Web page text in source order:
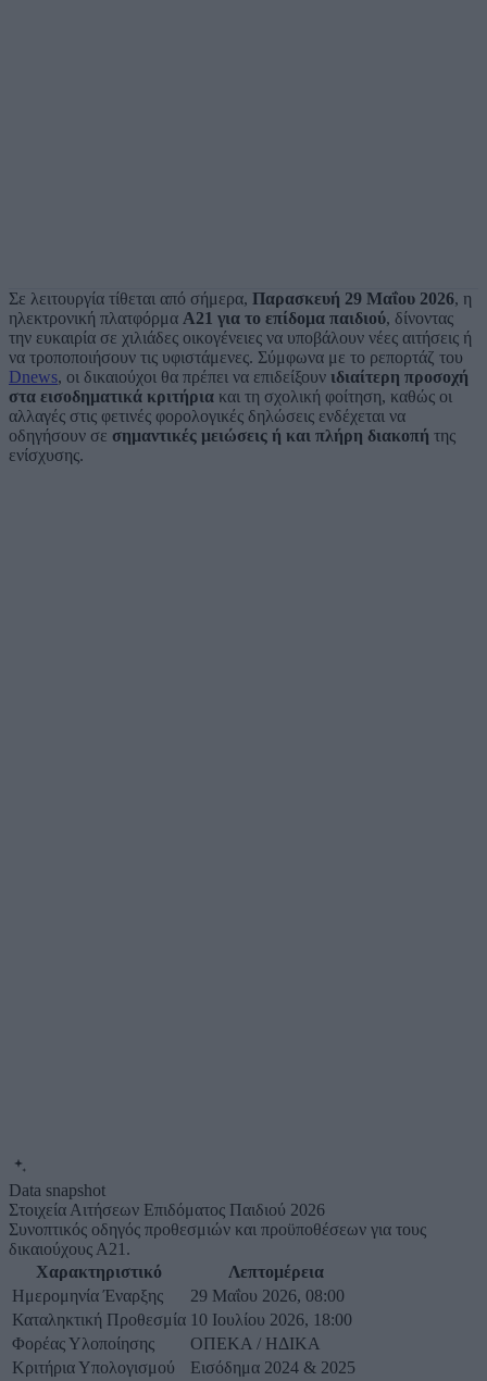
Σε λειτουργία τίθεται από σήμερα, Παρασκευή 29 Μαΐου 2026, η
ηλεκτρονική πλατφόρμα Α21 για το επίδομα παιδιού, δίνοντας
την ευκαιρία σε χιλιάδες οικογένειες να υποβάλουν νέες αιτήσεις ή
να τροποποιήσουν τις υφιστάμενες. Σύμφωνα με το ρεπορτάζ του
Dnews, οι δικαιούχοι θα πρέπει να επιδείξουν ιδιαίτερη προσοχή
στα εισοδηματικά κριτήρια και τη σχολική φοίτηση, καθώς οι
αλλαγές στις φετινές φορολογικές δηλώσεις ενδέχεται να
οδηγήσουν σε σημαντικές μειώσεις ή και πλήρη διακοπή της
ενίσχυσης.
Data snapshot
Στοιχεία Αιτήσεων Επιδόματος Παιδιού 2026
Συνοπτικός οδηγός προθεσμιών και προϋποθέσεων για τους
δικαιούχους Α21.
Χαρακτηριστικό
Λεπτομέρεια
Ημερομηνία Έναρξης
29 Μαΐου 2026, 08:00
Καταληκτική Προθεσμία 10 Ιουλίου 2026, 18:00
Φορέας Υλοποίησης
ΟΠΕΚΑ / ΗΔΙΚΑ
Κριτήρια Υπολογισμού
Εισόδημα 2024 & 2025